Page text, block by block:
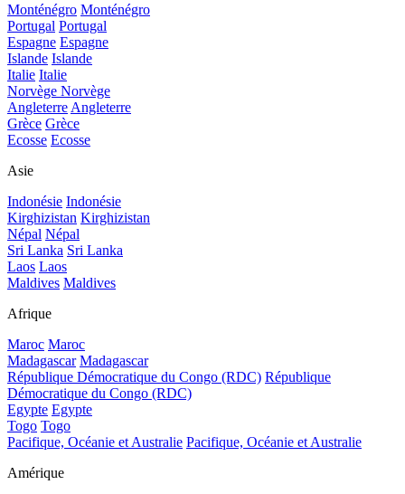
Monténégro Monténégro
Portugal Portugal
Espagne Espagne
Islande Islande
Italie Italie
Norvège Norvège
Angleterre Angleterre
Grèce Grèce
Ecosse Ecosse
Asie
Indonésie Indonésie
Kirghizistan Kirghizistan
Népal Népal
Sri Lanka Sri Lanka
Laos Laos
Maldives Maldives
Afrique
Maroc Maroc
Madagascar Madagascar
République Démocratique du Congo (RDC) République
Démocratique du Congo (RDC)
Egypte Egypte
Togo Togo
Pacifique, Océanie et Australie Pacifique, Océanie et Australie
Amérique